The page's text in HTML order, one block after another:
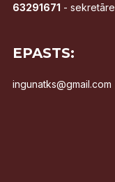
63291671 - sekretāre
EPASTS:
ingunatks@gmail.com